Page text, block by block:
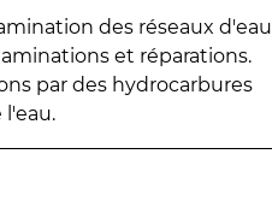
des réseaux d'eau
et réparations.
par des hydrocarbures